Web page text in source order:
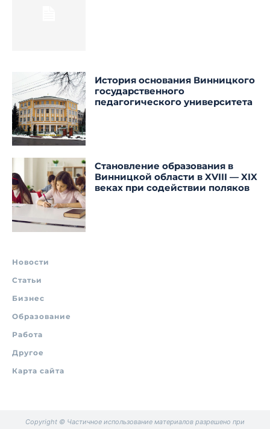
История основания Винницкого
государственного
педагогического университета
Становление образования в
Винницкой области в XVIII — XIX
веках при содействии поляков
Новости
Статьи
Бизнес
Образование
Работа
Другое
Карта сайта
Copyright © Частичное использование материалов разрешено при